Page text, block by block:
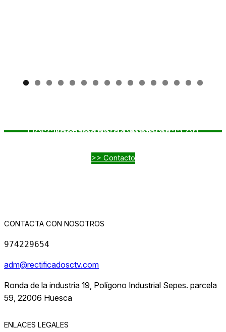
0 1 2 3 4 5 6
Descubre nuestra experiencia en rectificado de metales
>> Contacto
CONTACTA CON NOSOTROS
974229654
adm@rectificadosctv.com
Ronda de la industria 19, Polígono Industrial Sepes. parcela
59, 22006 Huesca
ENLACES LEGALES